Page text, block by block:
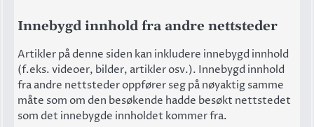
Innebygd innhold fra andre nettsteder
Artikler på denne siden kan inkludere innebygd innhold
(f.eks. videoer, bilder, artikler osv.). Innebygd innhold
fra andre nettsteder oppfører seg på nøyaktig samme
måte som om den besøkende hadde besøkt nettstedet
som det innebygde innholdet kommer fra.